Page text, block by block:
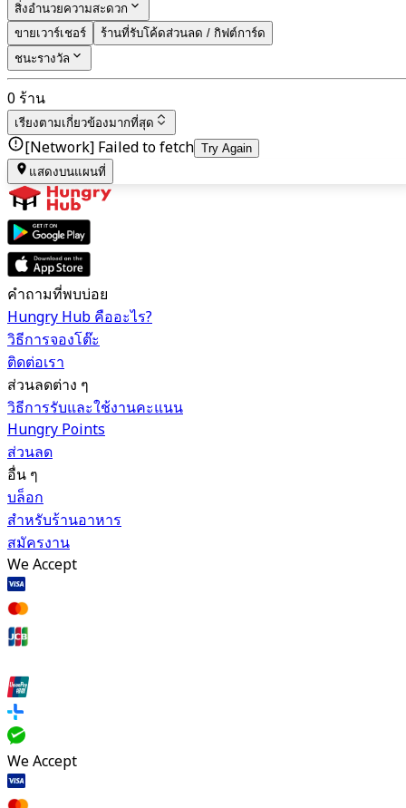
สิ่งอำนวยความสะดวก
ขายเวาร์เชอร์
ร้านที่รับโค้ดส่วนลด / กิฟต์การ์ด
ชนะรางวัล
0 ร้าน
เรียงตามเกี่ยวข้องมากที่สุด
[Network] Failed to fetch Try Again
แสดงบนแผนที่
คำถามที่พบบ่อย
Hungry Hub คืออะไร?
วิธีการจองโต๊ะ
ติดต่อเรา
ส่วนลดต่าง ๆ
วิธีการรับและใช้งานคะแนน
Hungry Points
ส่วนลด
อื่น ๆ
บล็อก
สำหรับร้านอาหาร
สมัครงาน
We Accept
We Accept